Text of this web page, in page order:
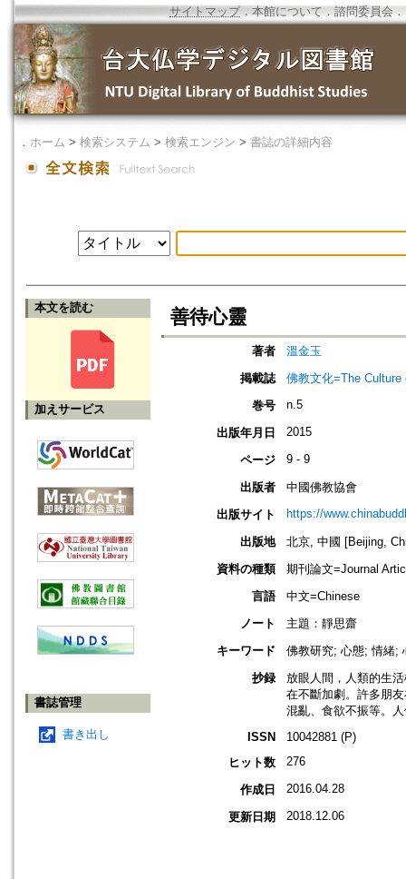
サイトマップ．本館について ． 諮問委員会 ．
． ホーム > 検索システム > 検索エンジン > 書誌の詳細内容
本文を読む
加えサービス
書誌管理
書き出し
善待心靈
著者
溫金玉
掲載誌
佛教文化=The
巻号
n.5
出版年月日 2015
ページ 9 - 9
出版者
中國佛教協會
出版サイト
https://
出版地
北京, 中國 [Beijing,
資料の種類
期刊論文=Journal
言語
中文=Chinese
ノート
主題：靜思齋
キーワード
佛教研究; 心態; 情緒;
抄録
放眼人間，人類的生
在不斷加劇。許多朋
混亂、食欲不振等。
ISSN
10042881 (P)
ヒット数
276
作成日 2016.04.28
更新日期 2018.12.06